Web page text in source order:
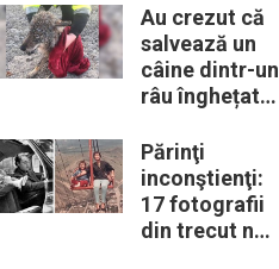
trebui să le
cunoască
Au crezut că
salvează un
câine dintr-un
râu înghețat:
descoperă că
de fapt era un
lup
Părinţi
inconştienţi:
17 fotografii
din trecut ne